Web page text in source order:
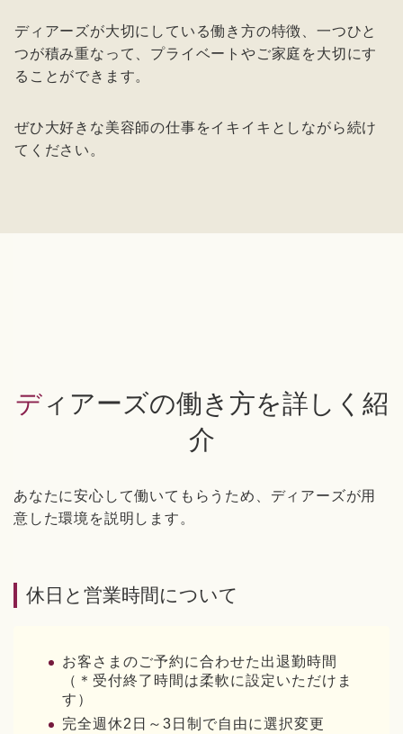
ディアーズが大切にしている働き方の特徴、一つひと
つが積み重なって、プライベートやご家庭を大切にす
ることができます。
ぜひ大好きな美容師の仕事をイキイキとしながら続け
てください。
ディアーズの働き方を詳しく紹
介
あなたに安心して働いてもらうため、ディアーズが用
意した環境を説明します。
休日と営業時間について
お客さまのご予約に合わせた出退勤時間
（＊受付終了時間は柔軟に設定いただけま
す）
完全週休2日～3日制で自由に選択変更